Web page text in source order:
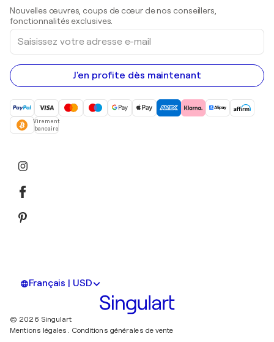
Peintures acryliques
Nouvelles œuvres, coups de cœur de nos conseillers,
fonctionnalités exclusives.
Saisissez
votre
adresse
e-
mail
J'en profite dès maintenant
Virement
bancaire
Français | USD
© 2026 Singulart
Mentions légales. Conditions générales de vente